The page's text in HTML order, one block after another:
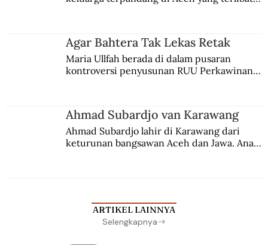
Agar Bahtera Tak Lekas Retak
Maria Ullfah berada di dalam pusaran
kontroversi penyusunan RUU Perkawinan.
Ahmad Subardjo van Karawang
Ahmad Subardjo lahir di Karawang dari
keturunan bangsawan Aceh dan Jawa. Anak
ARTIKEL LAINNYA
Selengkapnya